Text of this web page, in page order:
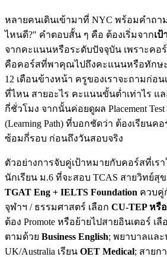
หลายคนเดินเข้ามาที่ NYC พร้อมคำถา
ไหนดี?" คำตอบสั้น ๆ คือ ต้องเริ่มจากเ
จากคะแนนหรือระดับปัจจุบัน เพราะค
คือคอร์สที่พาคุณไปถึงคะแนนหรือทักษะ
12 เดือนข้างหน้า ครูของเราจะถามก่อ
ที่ไหน สายอะไร คะแนนขั้นต่ำเท่าไร แล
กี่ชั่วโมง จากนั้นค่อยดูผล Placement
(Learning Path) ที่บอกชัดว่า ต้องเรียนค
ซ้อมกี่รอบ ก่อนถึงวันสอบจริง
ตัวอย่างการจับคู่เป้าหมายกับคอร์สที่เร
นักเรียน ม.6 ที่จะสอบ TCAS สายวิทย์สุ
TGAT Eng + IELTS Foundation ควบคู่
จุฬาฯ / ธรรมศาสตร์ เลือก CU-TEP หรื
ต้อง Promote หรือย้ายไปสายอินเตอร์ เลื
ตามด้วย Business English; พยาบาลแล
UK/Australia เรียน OET Medical; สายก